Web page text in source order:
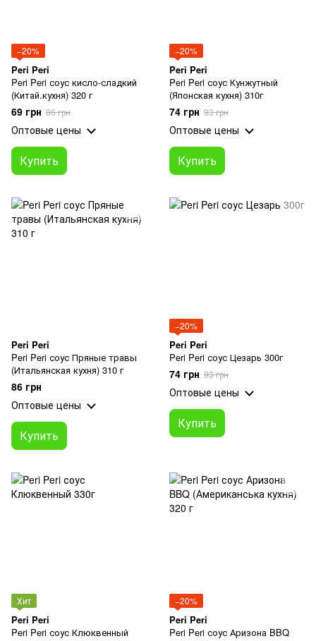
−20%
Peri Peri
Peri Peri соус кисло-сладкий
(Китай.кухня) 320 г
69 грн 86 грн
Оптовые цены
Купить
−20%
Peri Peri
Peri Peri соус Кунжутный
(Японская кухня) 310г
74 грн 93 грн
Оптовые цены
Купить
Peri Peri
Peri Peri соус Пряные травы
(Итальянская кухня) 310 г
86 грн
Оптовые цены
Купить
−20%
Peri Peri
Peri Peri соус Цезарь 300г
74 грн 93 грн
Оптовые цены
Купить
Хит
Peri Peri
Peri Peri соус Клюквенный
−20%
Peri Peri
Peri Peri соус Аризона BBQ